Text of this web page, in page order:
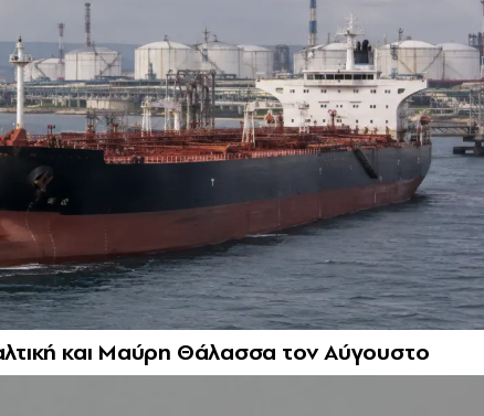
και Μαύρη Θάλασσα τον Αύγουστο